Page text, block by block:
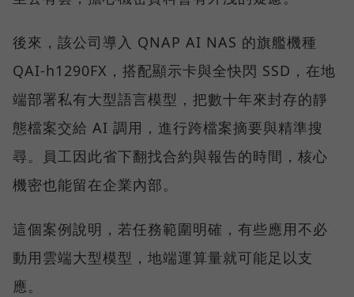
後來，該公司導入 QNAP AI NAS 的旗艦機種
QAI-h1290FX，搭配顯示卡與全快閃 SSD，在地
端部署私有大型語言模型，把數十年來封存的靜
態檔案交給 AI 調用，進行跨檔案摘要與精準搜
尋。員工因此省下翻找合約與報告的時間，核心
機密也能留在企業內部。
這個案例說明，若任務範圍明確，有些應用不必
動用雲端大型模型，地端運算量就可能足以支
應。